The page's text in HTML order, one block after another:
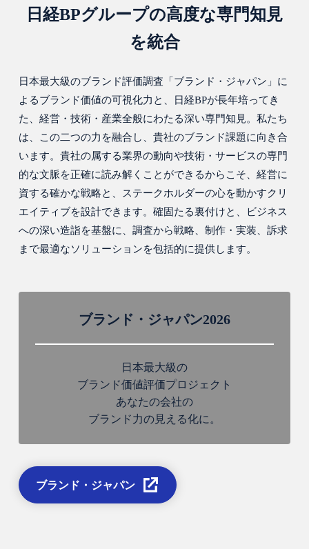
日経BPグループの高度な専門知見
を統合
日本最大級のブランド評価調査「ブランド・ジャパン」に
よるブランド価値の可視化力と、日経BPが長年培ってき
た、経営・技術・産業全般にわたる深い専門知見。私たち
は、この二つの力を融合し、貴社のブランド課題に向き合
います。貴社の属する業界の動向や技術・サービスの専門
的な文脈を正確に読み解くことができるからこそ、経営に
資する確かな戦略と、ステークホルダーの心を動かすクリ
エイティブを設計できます。確固たる裏付けと、ビジネス
への深い造詣を基盤に、調査から戦略、制作・実装、訴求
まで最適なソリューションを包括的に提供します。
ブランド・ジャパン2026
日本最大級の
ブランド価値評価プロジェクト
あなたの会社の
ブランド力の見える化に。
ブランド・ジャパン